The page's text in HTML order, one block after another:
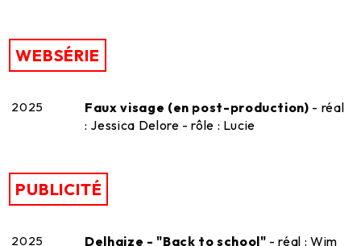
WEBSÉRIE
2025 Faux visage (en post-production) - réal
: Jessica Delore - rôle : Lucie
PUBLICITÉ
2025 Delhaize - "Back to school" - réal : Wim